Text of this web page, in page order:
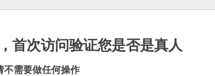
首次访问验证您是否是真人
不需要做任何操作